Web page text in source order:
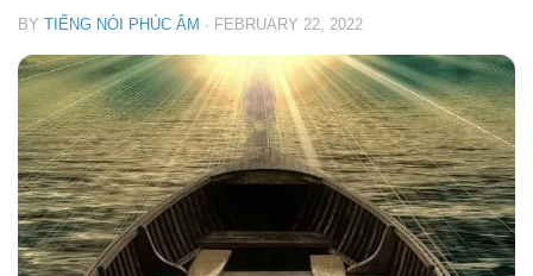
BY TIẾNG NÓI PHÚC ÂM · FEBRUARY 22, 2022